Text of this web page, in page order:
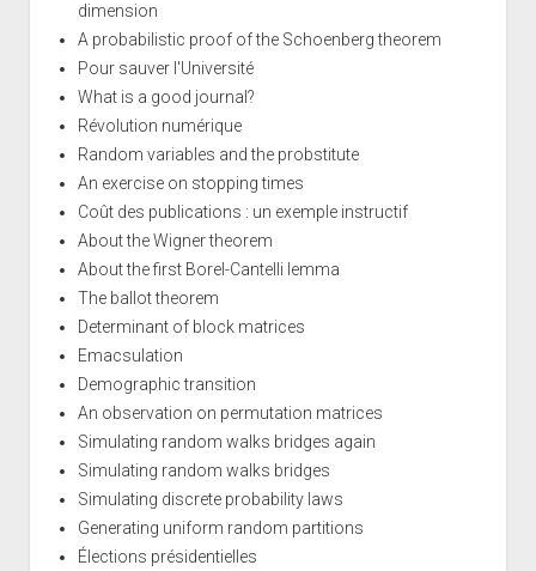
dimension
A probabilistic proof of the Schoenberg theorem
Pour sauver l'Université
What is a good journal?
Révolution numérique
Random variables and the probstitute
An exercise on stopping times
Coût des publications : un exemple instructif
About the Wigner theorem
About the first Borel-Cantelli lemma
The ballot theorem
Determinant of block matrices
Emacsulation
Demographic transition
An observation on permutation matrices
Simulating random walks bridges again
Simulating random walks bridges
Simulating discrete probability laws
Generating uniform random partitions
Élections présidentielles